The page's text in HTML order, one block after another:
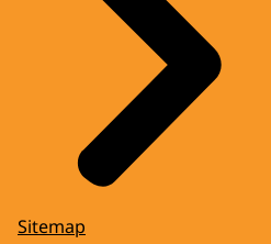
Sitemap